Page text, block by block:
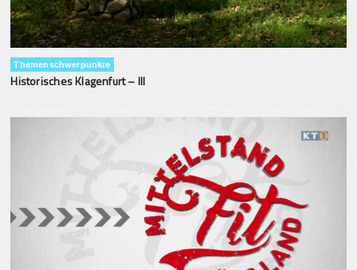
Themenschwerpunkte
Historisches Klagenfurt – III